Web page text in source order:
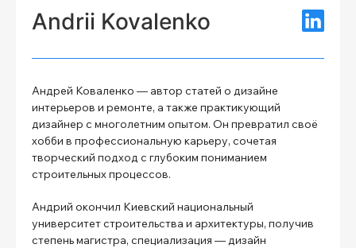
Andrii Kovalenko
Андрей Коваленко — автор статей о дизайне
интерьеров и ремонте, а также практикующий
дизайнер с многолетним опытом. Он превратил своё
хобби в профессиональную карьеру, сочетая
творческий подход с глубоким пониманием
строительных процессов.
Андрий окончил Киевский национальный
университет строительства и архитектуры, получив
степень магистра, специализация — дизайн